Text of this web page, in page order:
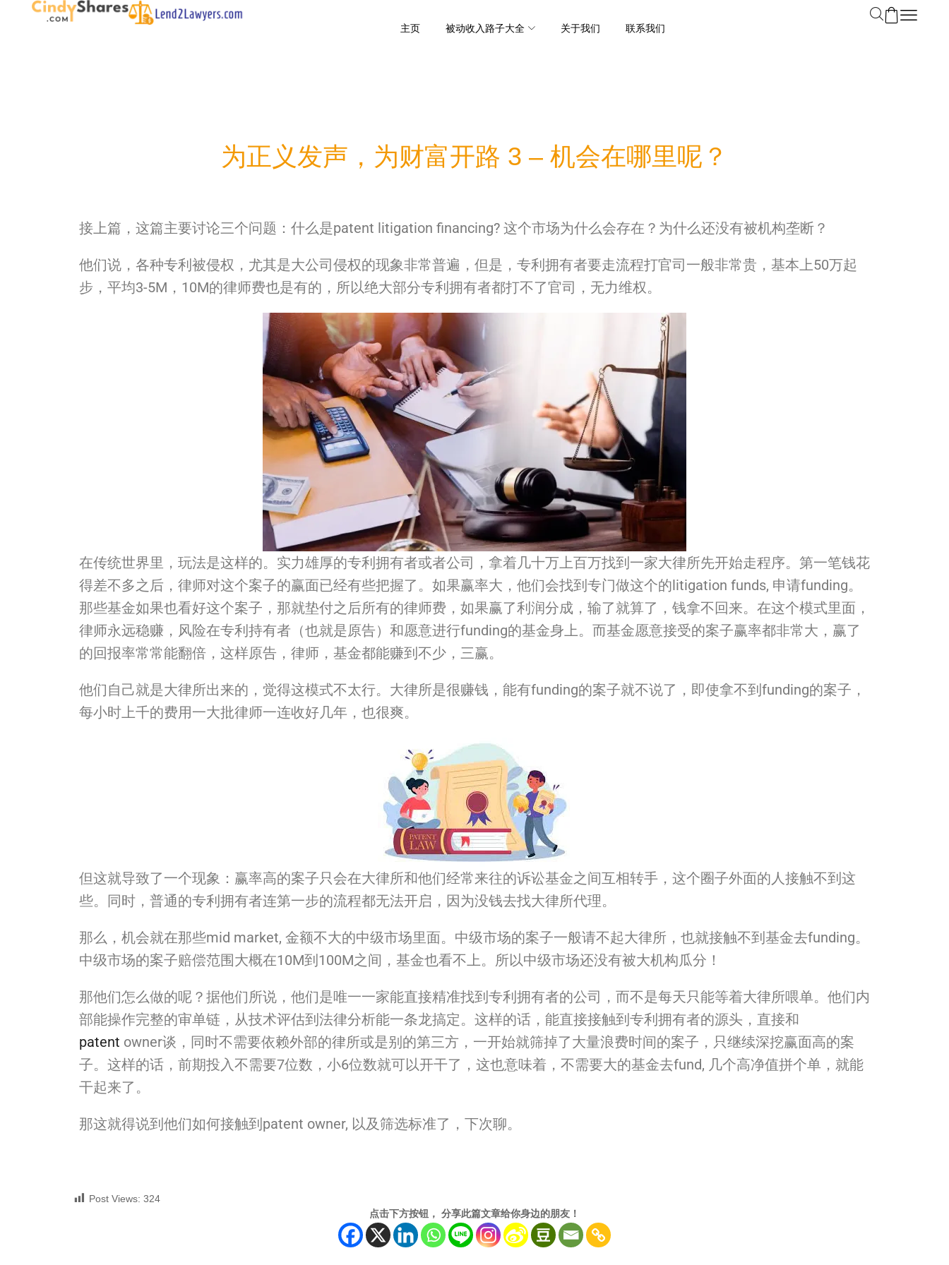
主页 被动收入路子大全 关于我们 联系我们
为正义发声，为财富开路 3 – 机会在哪里呢？
接上篇，这篇主要讨论三个问题：什么是patent litigation financing? 这个市场为什么会存在？为什么还没有被机构垄断？
他们说，各种专利被侵权，尤其是大公司侵权的现象非常普遍， 但是，专利拥有者要走流程打官司一般非常贵，基本上50万起
步， 平均3-5M，10M的律师费也是有的， 所以绝大部分专利拥有者都打不了官司，无力维权。
在传统世界里，玩法是这样的。实力雄厚的专利拥有者或者公司， 拿着几十万上百万找到一家大律所先开始走程序。 第一笔钱花
得差不多之后，律师对这个案子的赢面已经有些把握了。 如果赢率大，他们会找到专门做这个的litigation funds, 申请funding。
那些基金如果也看好这个案子， 那就垫付之后所有的律师费，如果赢了利润分成，输了就算了， 钱拿不回来。在这个模式里面，
律师永远稳赚，风险在专利持有者（也就是原告）和愿意进行funding的基金身上。 而基金愿意接受的案子赢率都非常大，赢了
的回报率常常能翻倍， 这样原告，律师，基金都能赚到不少，三赢。
他们自己就是大律所出来的，觉得这模式不太行。大律所是很赚钱， 能有funding的案子就不说了， 即使拿不到funding的案子，
每小时上千的费用一大批律师一连收好几年，也很爽。
但这就导致了一个现象： 赢率高的案子只会在大律所和他们经常来往的诉讼基金之间互相转手 ，这个圈子外面的人接触不到这
些。同时， 普通的专利拥有者连第一步的流程都无法开启， 因为没钱去找大律所代理。
那么，机会就在那些mid market, 金额不大的中级市场里面。中级市场的案子一般请不起大律所， 也就接触不到基金去funding。
中级市场的案子赔偿范围大概在10M到100M之间， 基金也看不上。所以中级市场还没有被大机构瓜分！
那他们怎么做的呢？据他们所说， 他们是唯一一家能直接精准找到专利拥有者的公司， 而不是每天只能等着大律所喂单。他们内
部能操作完整的审单链， 从技术评估到法律分析能一条龙搞定。这样的话， 能直接接触到专利拥有者的源头，直接和
patent owner谈，同时不需要依赖外部的律所或是别的第三方， 一开始就筛掉了大量浪费时间的案子，只继续深挖赢面高的案
子。 这样的话，前期投入不需要7位数，小6位数就可以开干了， 这也意味着，不需要大的基金去fund, 几个高净值拼个单，就能
干起来了。
那这就得说到他们如何接触到patent owner, 以及筛选标准了，下次聊。
Post Views: 324
点击下方按钮， 分享此篇文章给你身边的朋友！